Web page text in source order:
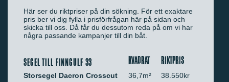
Här ser du riktpriser på din sökning. För ett exaktare
pris ber vi dig fylla i prisförfrågan här på sidan och
skicka till oss. Då får du dessutom reda på om vi har
några passande kampanjer till din båt.
SEGEL TILL FINNGULF 33 KVADRAT RIKTPRIS
Storsegel Dacron Crosscut 36,7m²
38.550kr